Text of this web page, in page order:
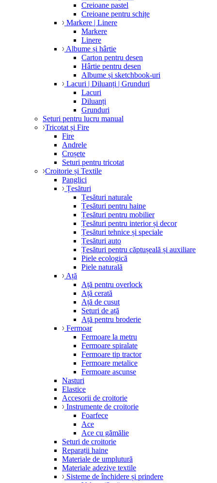
Creioane pastel
Creioane pentru schițe
Markere | Linere
Markere
Linere
Albume și hârtie
Carton pentru desen
Hârtie pentru desen
Albume și sketchbook-uri
Lacuri | Diluanți | Grunduri
Lacuri
Diluanți
Grunduri
Seturi pentru lucru manual
Tricotat și Fire
Fire
Andrele
Croșete
Seturi pentru tricotat
Croitorie și Textile
Panglici
Țesături
Țesături naturale
Țesături pentru haine
Țesături pentru mobilier
Țesături pentru interior și decor
Țesături tehnice și speciale
Țesături auto
Țesături pentru căptușeală și auxiliare
Piele ecologică
Piele naturală
Ață
Ață pentru overlock
Ață cerată
Ață de cusut
Seturi de ață
Ață pentru broderie
Fermoar
Fermoare la metru
Fermoare spiralate
Fermoare tip tractor
Fermoare metalice
Fermoare ascunse
Nasturi
Elastice
Accesorii de croitorie
Instrumente de croitorie
Foarfece
Ace
Ace cu gămălie
Seturi de croitorie
Reparații haine
Materiale de umplutură
Materiale adezive textile
Sisteme de închidere și prindere